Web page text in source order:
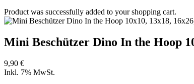
Product was successfully added to your shopping cart.
Mini Beschützer Dino In the Hoop
9,90 €
Inkl. 7% MwSt.